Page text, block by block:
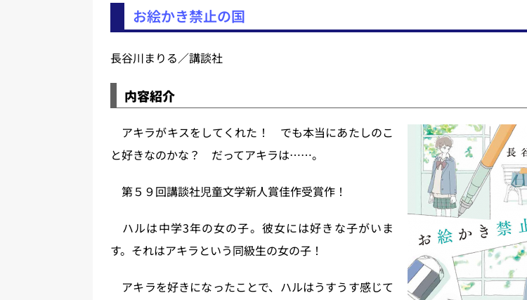
お絵かき禁止の国
長谷川まりる／講談社
内容紹介
アキラがキスをしてくれた！ でも本当にあたしのこ
と好きなのかな？ だってアキラは……。
第５９回講談社児童文学新人賞佳作受賞作！
ハルは中学3年の女の子。彼女には好きな子がいま
す。それはアキラという同級生の女の子！
アキラを好きになったことで、ハルはうすうす感じて